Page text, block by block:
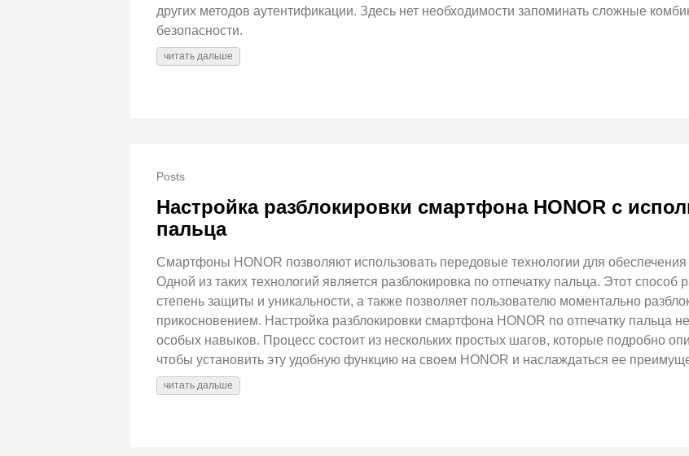
других методов аутентификации. Здесь нет необходимости запоминать сложные
безопасности.
читать дальше
Posts
Настройка разблокировки смартфона HONOR с
пальца
Смартфоны HONOR позволяют использовать передовые технологии для обеспечения
Одной из таких технологий является разблокировка по отпечатку пальца. Этот способ
степень защиты и уникальности, а также позволяет пользователю моментально
прикосновением. Настройка разблокировки смартфона HONOR по отпечатку пальца
особых навыков. Процесс состоит из нескольких простых шагов, которые подробно
чтобы установить эту удобную функцию на своем HONOR и наслаждаться ее
читать дальше